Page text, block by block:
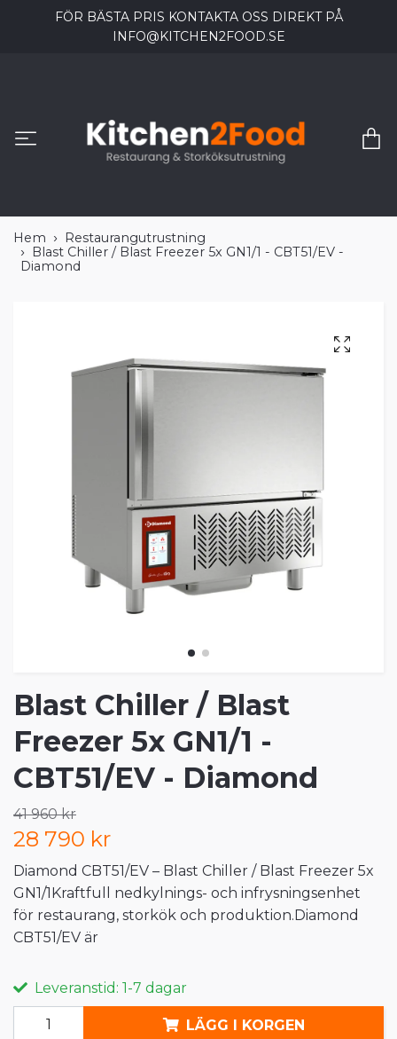
FÖR BÄSTA PRIS KONTAKTA OSS DIREKT PÅ
INFO@KITCHEN2FOOD.SE
Hem
Restaurangutrustning
Blast Chiller / Blast Freezer 5x GN1/1 - CBT51/EV -
Diamond
Blast Chiller / Blast
Freezer 5x GN1/1 -
CBT51/EV - Diamond
41 960 kr
28 790 kr
Diamond CBT51/EV – Blast Chiller / Blast Freezer 5x
GN1/1Kraftfull nedkylnings- och infrysningsenhet
för restaurang, storkök och produktion.Diamond
CBT51/EV är
Leveranstid: 1-7 dagar
LÄGG I KORGEN